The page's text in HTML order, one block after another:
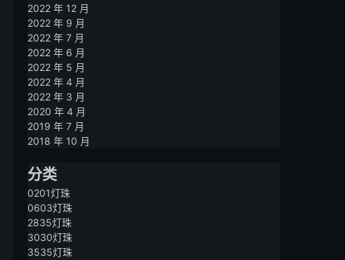
2022 年 12 月
2022 年 9 月
2022 年 7 月
2022 年 6 月
2022 年 5 月
2022 年 4 月
2022 年 3 月
2020 年 4 月
2019 年 7 月
2018 年 10 月
分类
0201灯珠
0603灯珠
2835灯珠
3030灯珠
3535灯珠